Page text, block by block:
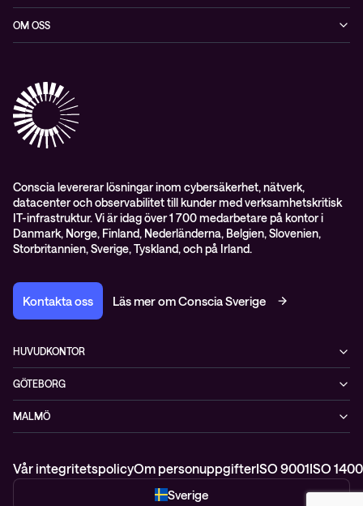
Datacenter & moln
Nätverk & WiFi
Event
Whitepapers & guider
OM OSS
Kontakt
Pressnyheter
Conscia levererar lösningar inom cybersäkerhet, nätverk,
datacenter och observabilitet till kunder med verksamhetskritisk
IT-infrastruktur. Vi är idag över 1 700 medarbetare på kontor i
Danmark, Norge, Finland, Nederländerna, Belgien, Slovenien,
Storbritannien, Sverige, Tyskland, och på Irland.
Kontakta oss Läs mer om Conscia Sverige
HUVUDKONTOR
Rålambsvägen 17, 16tr
112 59 Stockholm
+46 (0)8 765 53 00
GÖTEBORG
MIMO, Mölndals bro 7
431 30 Mölndal
MALMÖ
Vår integritetspolicyOm personuppgifterISO 9001ISO
Sverige